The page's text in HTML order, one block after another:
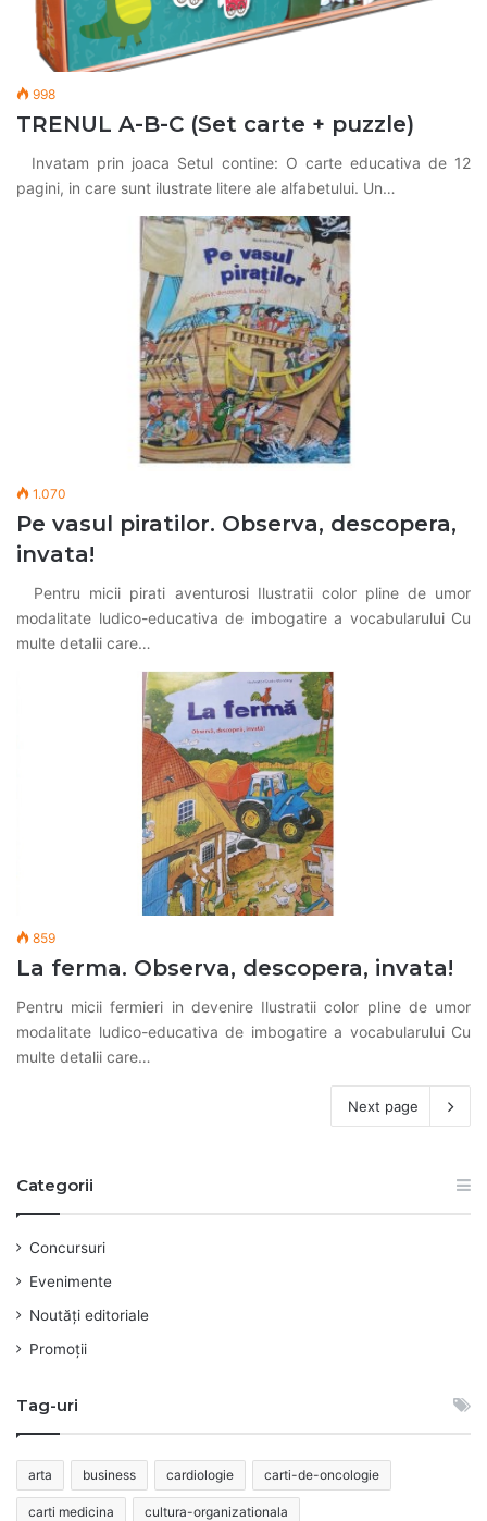
998
TRENUL A-B-C (Set carte + puzzle)
Invatam prin joaca Setul contine: O carte educativa de 12
pagini, in care sunt ilustrate litere ale alfabetului. Un…
1.070
Pe vasul piratilor. Observa, descopera,
invata!
Pentru micii pirati aventurosi Ilustratii color pline de umor
modalitate ludico-educativa de imbogatire a vocabularului Cu
multe detalii care…
859
La ferma. Observa, descopera, invata!
Pentru micii fermieri in devenire Ilustratii color pline de umor
modalitate ludico-educativa de imbogatire a vocabularului Cu
multe detalii care…
Next page
Categorii
Concursuri
Evenimente
Noutăți editoriale
Promoții
Tag-uri
arta business cardiologie carti-de-oncologie
carti medicina cultura-organizationala